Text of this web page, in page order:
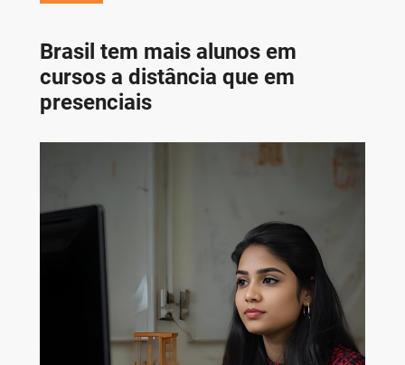
Brasil tem mais alunos em
cursos a distância que em
presenciais